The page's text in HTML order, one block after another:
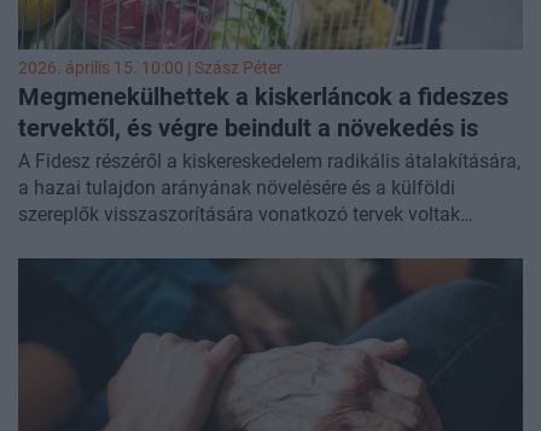
2026. április 15. 10:00 | Szász Péter
Megmenekülhettek a kiskerláncok a fideszes
tervektől, és végre beindult a növekedés is
A Fidesz részéről a kiskereskedelem radikális átalakítására,
a hazai tulajdon arányának növelésére és a külföldi
szereplők visszaszorítására vonatkozó tervek voltak
felálló Tisza-kormánynak így is olyan szereplőkkel kell új
alapokra helyeznie a kapcsolatot, amelyeket az elmúlt
években különadó, árstop, árrésstop és plázastop is terhelt
és részben terhel most is. Közben a kiskereskedelem 2025
második felére egyértelmű növekedési pályára állt, amelyet
a választások elé időzített transzferek és a gyors
bérnövekedés is támogat. A forgalom bővülése már az